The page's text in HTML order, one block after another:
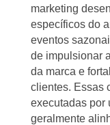
marketing
específicos do
eventos
de impulsionar
da marca e
clientes. Essas
executadas por
geralmente